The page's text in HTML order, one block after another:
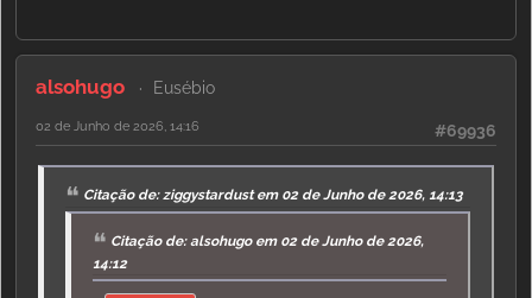
alsohugo Eusébio
#69936
02 de Junho de 2026, 14:16
Citação de: ziggystardust em 02 de Junho de 2026, 14:13
Citação de: alsohugo em 02 de Junho de 2026,
14:12